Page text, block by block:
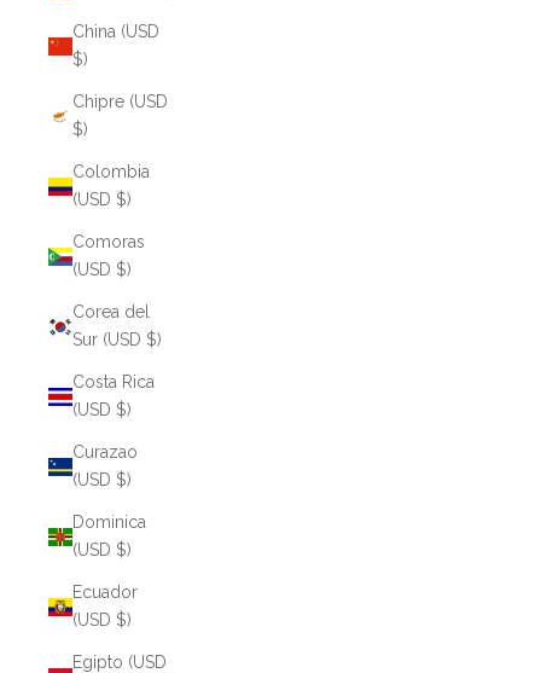
China (USD
$)
Chipre (USD
$)
Colombia
(USD $)
Comoras
(USD $)
Corea del
Sur (USD $)
Costa Rica
(USD $)
Curazao
(USD $)
Dominica
(USD $)
Ecuador
(USD $)
Egipto (USD